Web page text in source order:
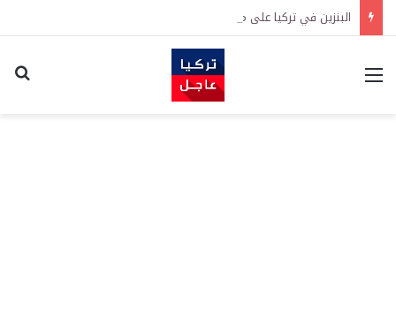
البنزين في تركيا على موعد مع زيادة جديدة.. كم سترتفع الأسعار؟
القائمة